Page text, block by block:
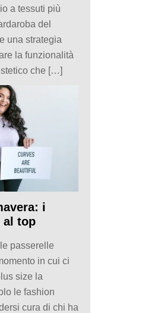
a tessuti più
del
una strategia
la funzionalità
che […]
i
al top
passerelle
in cui ci
size la
le fashion
cura di chi ha